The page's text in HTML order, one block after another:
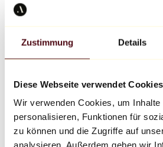
Zustimmung Details
Diese Webseite verwendet Cookies
Wir verwenden Cookies, um Inhalte
personalisieren, Funktionen für
zu können und die Zugriffe auf
analysieren. Außerdem geben wir
Richard Orlinski
Keith Haring
Jeff Koons
Jean-Michel Basquiat
Alle Designer
Werk der Woche